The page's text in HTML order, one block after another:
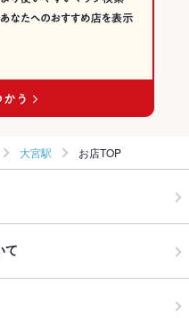
大宮駅 お店TOP
て